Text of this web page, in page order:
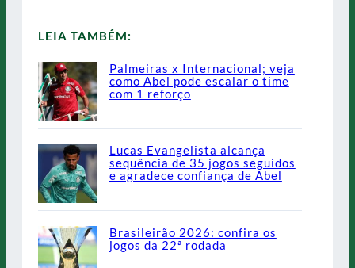
LEIA TAMBÉM:
Palmeiras x Internacional; veja
como Abel pode escalar o time
com 1 reforço
Lucas Evangelista alcança
sequência de 35 jogos seguidos
e agradece confiança de Abel
Brasileirão 2026: confira os
jogos da 22ª rodada